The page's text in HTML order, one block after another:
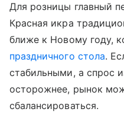
Для розницы главный
Красная икра
ближе к Новому году,
праздничного стола.
стабильными, а спрос
осторожнее, рынок
сбалансироваться.